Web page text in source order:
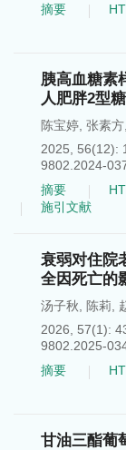
摘要
胰高血糖素
人肥胖2型
陈宝婷 张素方
2025, 56(12):
9802.2024-
摘要
施引文献
衰弱对住院
全因死亡的
汤子秋 陈莉
2026, 57(1):
9802.2025-
摘要
甘油三酯葡